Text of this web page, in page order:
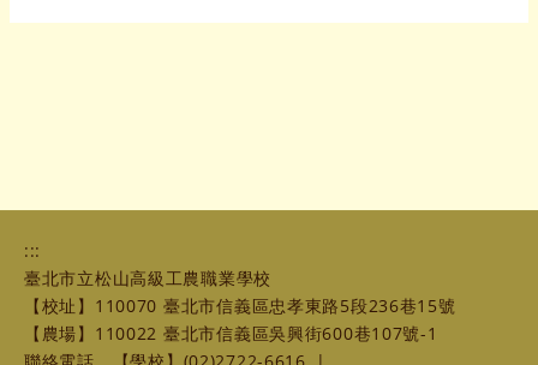
:::
臺北市立松山高級工農職業學校
【校址】110070 臺北市信義區忠孝東路5段236巷15號
【農場】110022 臺北市信義區吳興街600巷107號-1